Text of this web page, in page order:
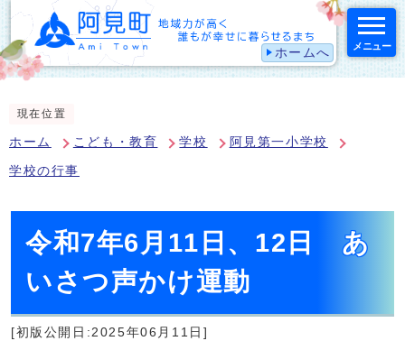
ホームへ メニュー
現在位置
ホーム こども・教育 学校 阿見第一小学校
学校の行事
令和7年6月11日、12日 あ
いさつ声かけ運動
[初版公開日:2025年06月11日]